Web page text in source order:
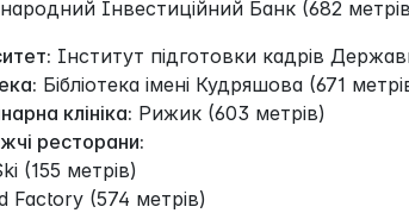
Інвестиційний Банк (682
Інститут підготовки кадрів
Бібліотека імені Кудряшова (671
клініка: Рижик (603 метрів)
ресторани:
(155 метрів)
Factory (574 метрів)